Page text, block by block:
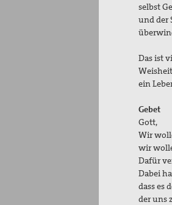
selbst
und der
Das ist
ein
Gebet
Gott,
Wir
wir
Dafür
Dabei
dass es
der uns